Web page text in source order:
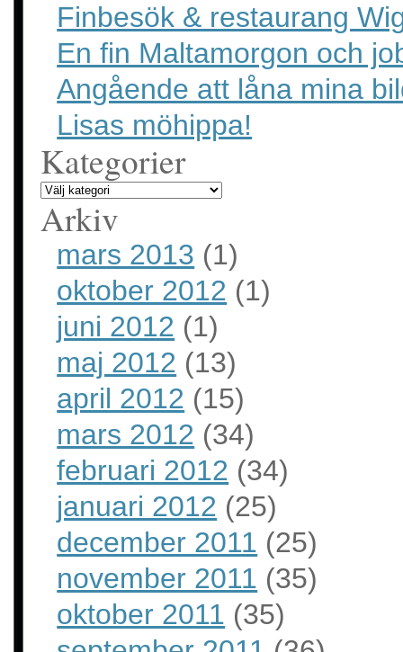
Finbesök & restaurang
En fin Maltamorgon och
Angående att låna mina
Lisas möhippa!
Kategorier
Arkiv
mars 2013 (1)
oktober 2012 (1)
juni 2012 (1)
maj 2012 (13)
april 2012 (15)
mars 2012 (34)
februari 2012 (34)
januari 2012 (25)
december 2011 (25)
november 2011 (35)
oktober 2011 (35)